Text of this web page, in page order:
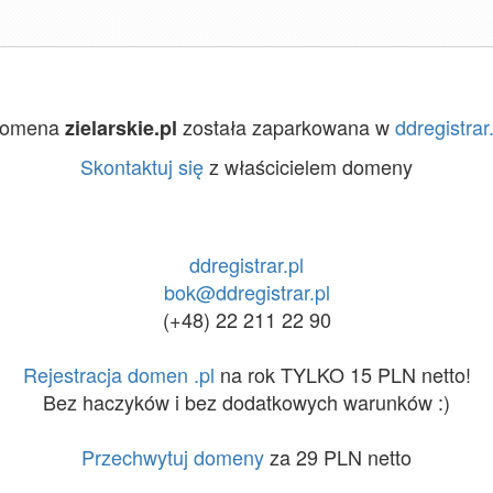
zielarskie.pl została zaparkowana w
Skontaktuj sięz właścicielem domeny
ddregistrar.pl
bok@ddregistrar.pl
(+48) 22 211 22 90
Rejestracja domen .pl na rok TYLKO 15 PLN netto!
Bez haczyków i bez dodatkowych warunków :)
Przechwytuj domenyza 29 PLN netto